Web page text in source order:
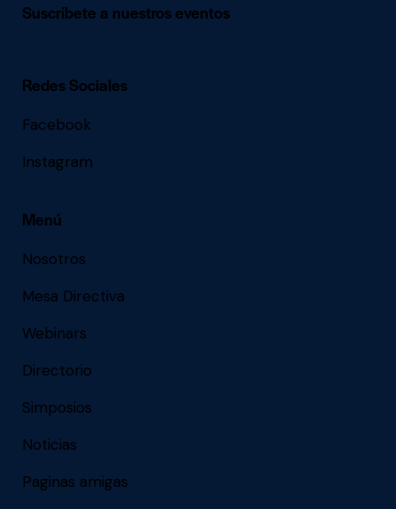
Suscríbete a nuestros eventos
Redes Sociales
Facebook
Instagram
Menú
Nosotros
Mesa Directiva
Webinars
Directorio
Simposios
Noticias
Paginas amigas